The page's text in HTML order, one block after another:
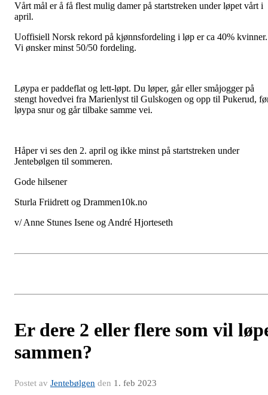
Vårt mål er å få flest mulig damer på startstreken under løpet vårt i
april.
Uoffisiell Norsk rekord på kjønnsfordeling i løp er ca 40% kvinner.
Vi ønsker minst 50/50 fordeling.
Løypa er paddeflat og lett-løpt. Du løper, går eller småjogger på
stengt hovedvei fra Marienlyst til Gulskogen og opp til Pukerud,
løypa snur og går tilbake samme vei.
Håper vi ses den 2. april og ikke minst på startstreken under
Jentebølgen til sommeren.
Gode hilsener
Sturla Friidrett og Drammen10k.no
v/ Anne Stunes Isene og André Hjorteseth
Er dere 2 eller flere som vil
sammen?
Postet av Jentebølgen den 1. feb 2023